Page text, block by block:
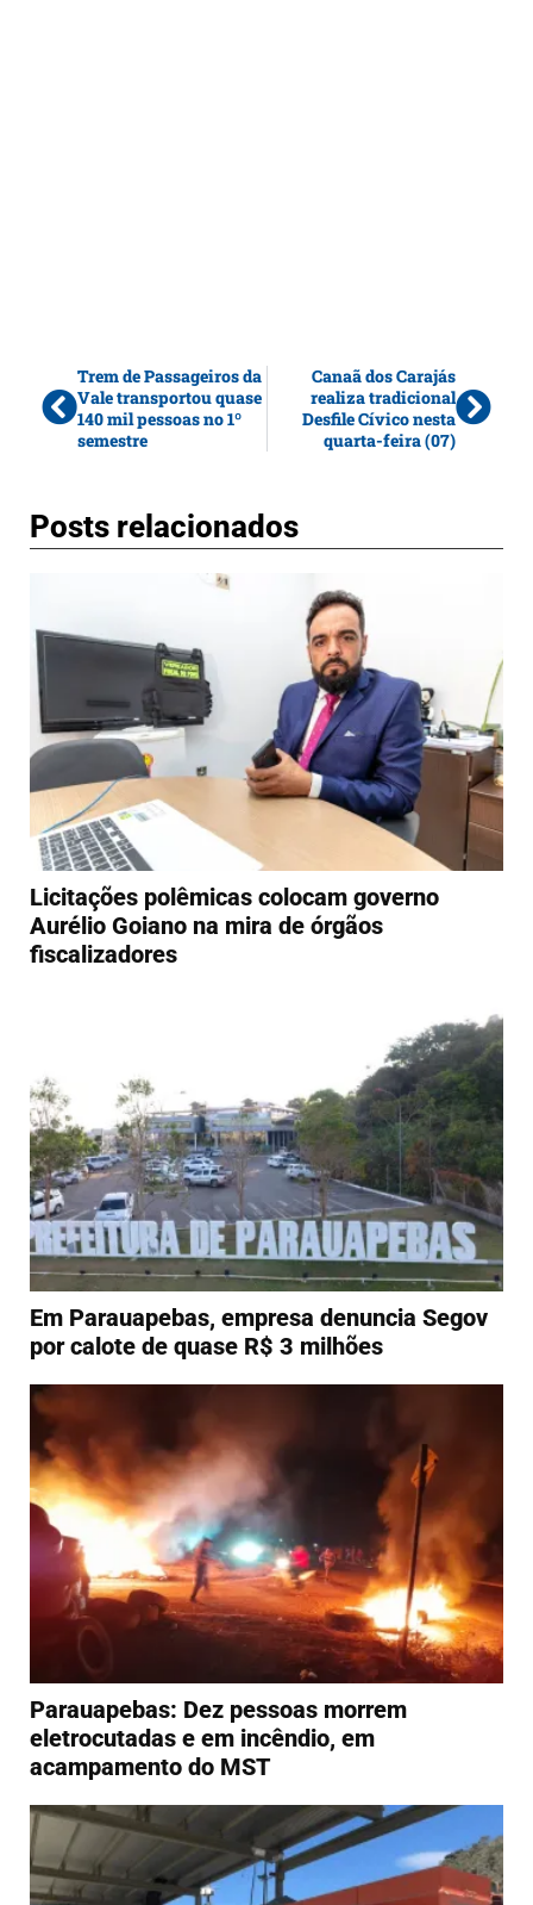
Trem de Passageiros da
Vale transportou quase
140 mil pessoas no 1º
semestre
Canaã dos Carajás
realiza tradicional
Desfile Cívico nesta
quarta-feira (07)
Posts relacionados
Licitações polêmicas colocam governo
Aurélio Goiano na mira de órgãos
fiscalizadores
Em Parauapebas, empresa denuncia Segov
por calote de quase R$ 3 milhões
Parauapebas: Dez pessoas morrem
eletrocutadas e em incêndio, em
acampamento do MST